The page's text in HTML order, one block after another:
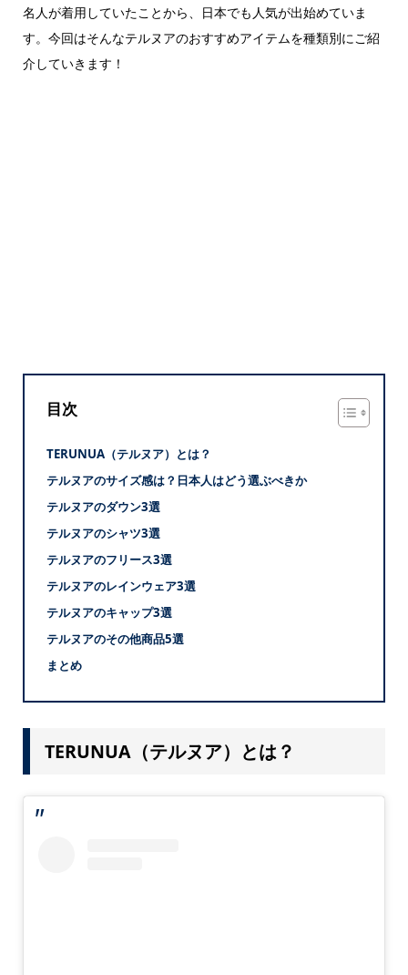
名人が着用していたことから、日本でも人気が出始めていま
す。今回はそんなテルヌアのおすすめアイテムを種類別にご紹
介していきます！
目次
TERUNUA（テルヌア）とは？
テルヌアのサイズ感は？日本人はどう選ぶべきか
テルヌアのダウン3選
テルヌアのシャツ3選
テルヌアのフリース3選
テルヌアのレインウェア3選
テルヌアのキャップ3選
テルヌアのその他商品5選
まとめ
TERUNUA（テルヌア）とは？